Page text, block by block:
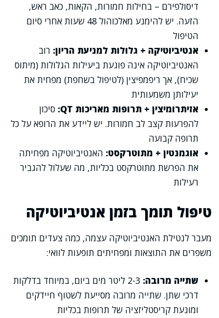
דיסולפירם – בחילות חמורות, הקאות, כאב ראש,
הזעה. יש להימנע מאלכוהול 48 שעות אחרי סיום
הטיפול
אנטיביוטיקה + גלולות למניעת הריון: רוב
האנטיביוטיקה אינה פוגעת ביעילות הגלולות (מיתוס
שכיח), אך ריפמפיצין (לטיפול בשחפת) מפחית את
יעילותן משמעותית
אזיתרומיצין + תרופות מאריכות QT:
סיכון
להפרעות קצב לב חמורות. יש ליידע את הרופא על כל
תרופה קבועה
אוגמנטין + מתוטרקסט: האנטיביוטיקה מפחיתה
את הפרשת מתוטרקסט בכליות, מה שעלול להגביר
רעילות
טיפול תומך בזמן אנטיביוטיקה
מעבר לנטילת האנטיביוטיקה עצמה, כמה צעדים תומכים
משפרים את התוצאות ומפחיתים תופעות לוואי:
שתייה מרובה:
2-3 ליטר מים ביום, במיוחד בדלקות
דרכי שתן. שתייה מרובה מסייעת לשטוף חיידקים
ומונעת קריסטליזציה של תרופות בכליות